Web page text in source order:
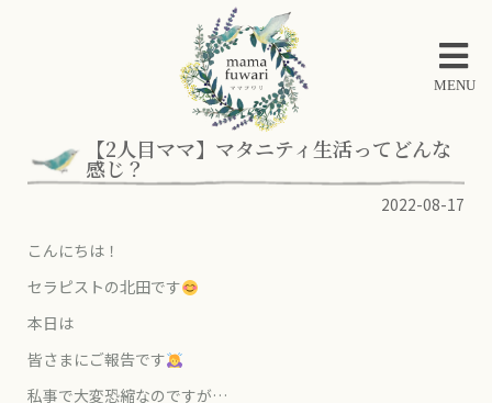
MENU
【2人目ママ】マタニティ生活ってどんな
感じ？
2022-08-17
こんにちは！
セラピストの北田です
本日は
皆さまにご報告です
私事で大変恐縮なのですが…